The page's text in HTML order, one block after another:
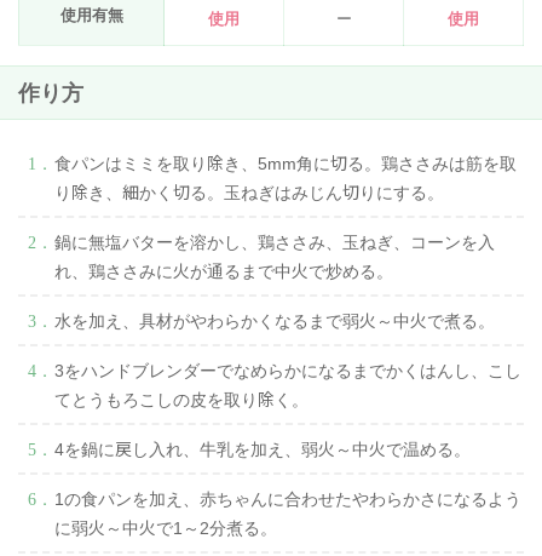
使用有無
使用 ー 使用
作り方
食パンはミミを取り除き、5mm角に切る。鶏ささみは筋を取
り除き、細かく切る。玉ねぎはみじん切りにする。
鍋に無塩バターを溶かし、鶏ささみ、玉ねぎ、コーンを入
れ、鶏ささみに火が通るまで中火で炒める。
水を加え、具材がやわらかくなるまで弱火～中火で煮る。
3をハンドブレンダーでなめらかになるまでかくはんし、こし
てとうもろこしの皮を取り除く。
4を鍋に戻し入れ、牛乳を加え、弱火～中火で温める。
1の食パンを加え、赤ちゃんに合わせたやわらかさになるよう
に弱火～中火で1～2分煮る。